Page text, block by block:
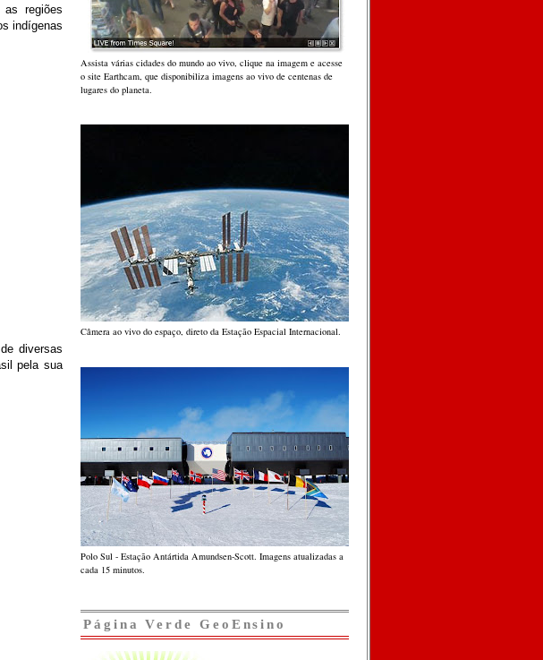
regiões
indígenas
diversas
pela sua
Assista várias cidades do mundo ao vivo, clique na imagem e acesse
o site Earthcam, que disponibiliza imagens ao vivo de centenas de
lugares do planeta.
Câmera ao vivo do espaço, direto da Estação Espacial Internacional.
Polo Sul - Estação Antártida Amundsen-Scott. Imagens atualizadas a
cada 15 minutos.
Página Verde GeoEnsino